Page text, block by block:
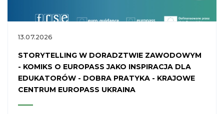
13.07.2026
STORYTELLING W DORADZTWIE ZAWODOWYM
- KOMIKS O EUROPASS JAKO INSPIRACJA DLA
EDUKATORÓW - DOBRA PRATYKA - KRAJOWE
CENTRUM EUROPASS UKRAINA